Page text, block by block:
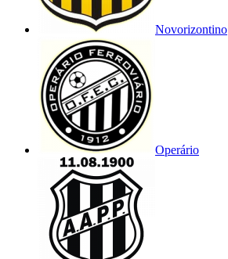
Novorizontino
Operário